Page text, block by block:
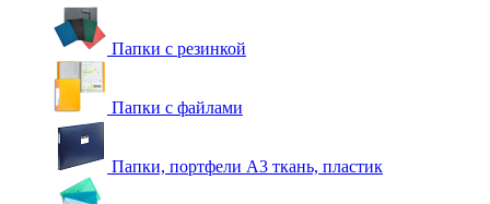
Папки с резинкой
Папки с файлами
Папки, портфели А3 ткань, пластик